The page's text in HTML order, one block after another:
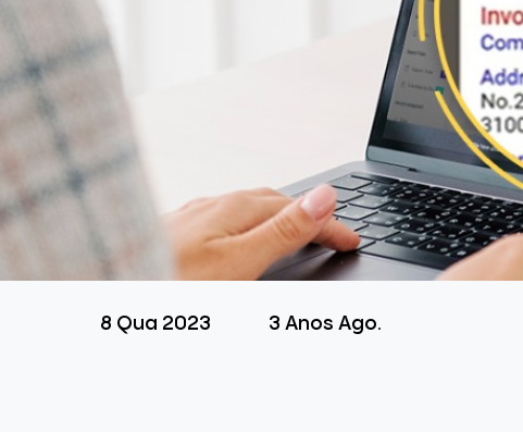
8 Qua 2023 3 Anos Ago.